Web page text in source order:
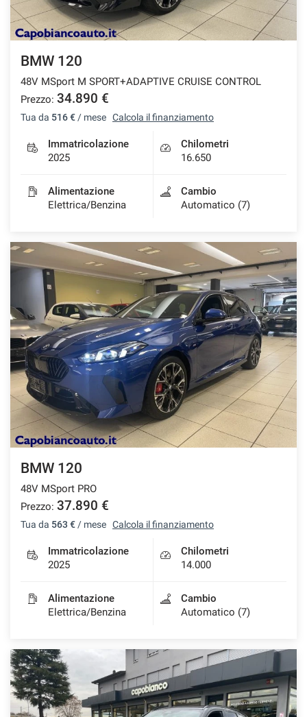
BMW 120
48V MSport M SPORT+ADAPTIVE CRUISE CONTROL
Prezzo: 34.890 €
Tua da 516 € / mese Calcola il finanziamento
Immatricolazione
2025
Chilometri
16.650
Alimentazione
Elettrica/Benzina
Cambio
Automatico (7)
BMW 120
48V MSport PRO
Prezzo: 37.890 €
Tua da 563 € / mese Calcola il finanziamento
Immatricolazione
2025
Chilometri
14.000
Alimentazione
Elettrica/Benzina
Cambio
Automatico (7)